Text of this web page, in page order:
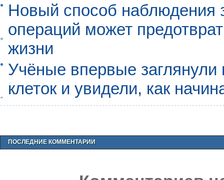
Новый способ наблюдения
операций может
жизни
Учёные впервые
клеток и увидели, как
ПОСЛЕДНИЕ КОММЕНТАРИИ